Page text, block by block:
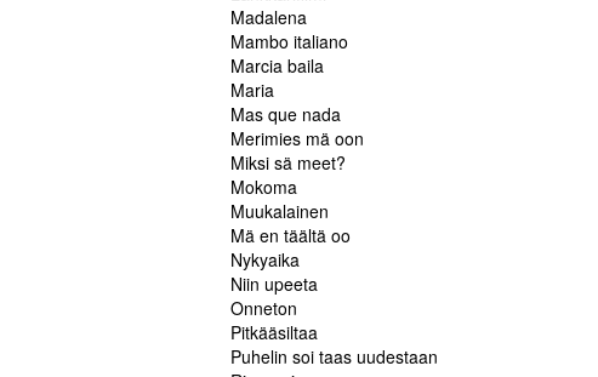
Madalena
Mambo italiano
Marcia baila
Maria
Mas que nada
Merimies mä oon
Miksi sä meet?
Mokoma
Muukalainen
Mä en täältä oo
Nykyaika
Niin upeeta
Onneton
Pitkääsiltaa
Puhelin soi taas uudestaan